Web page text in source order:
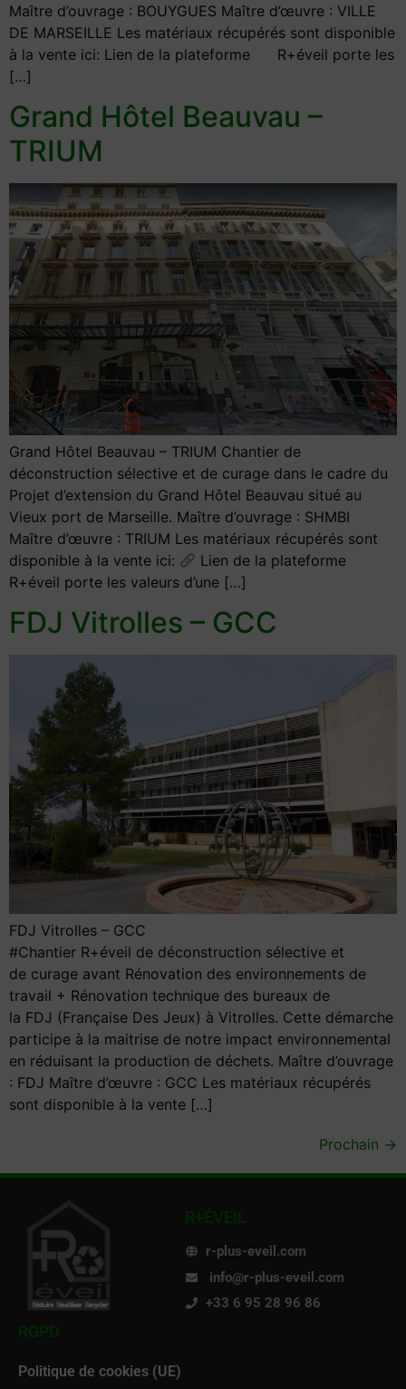
Maître d’ouvrage : BOUYGUES Maître d’œuvre : VILLE
DE MARSEILLE Les matériaux récupérés sont disponible
à la vente ici: Lien de la plateforme R+éveil porte les
[…]
Grand Hôtel Beauvau –
TRIUM
Grand Hôtel Beauvau – TRIUM Chantier de
déconstruction sélective et de curage dans le cadre du
Projet d’extension du Grand Hôtel Beauvau situé au
Vieux port de Marseille. Maître d’ouvrage : SHMBI
Maître d’œuvre : TRIUM Les matériaux récupérés sont
disponible à la vente ici:
Lien de la plateforme
R+éveil porte les valeurs d’une […]
FDJ Vitrolles – GCC
FDJ Vitrolles – GCC
#Chantier R+éveil de déconstruction sélective et
de curage avant Rénovation des environnements de
travail + Rénovation technique des bureaux de
la FDJ (Française Des Jeux) à Vitrolles. Cette démarche
participe à la maitrise de notre impact environnemental
en réduisant la production de déchets. Maître d’ouvrage
: FDJ Maître d’œuvre : GCC Les matériaux récupérés
sont disponible à la vente […]
Prochain →
R+ÉVEIL
r-plus-eveil.com
info@r-plus-eveil.com
+33 6 95 28 96 86
RGPD
Politique de cookies (UE)